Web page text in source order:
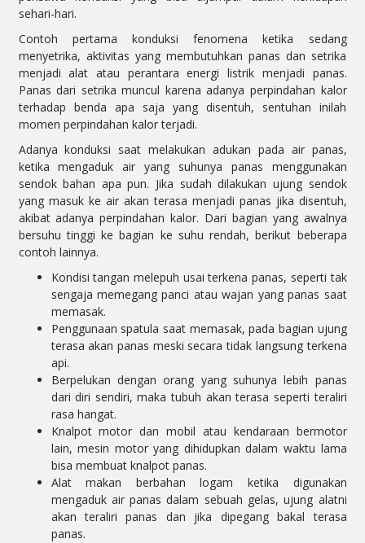
sehari-hari.
Contoh pertama konduksi fenomena ketika sedang
menyetrika, aktivitas yang membutuhkan panas dan setrika
menjadi alat atau perantara energi listrik menjadi panas.
Panas dari setrika muncul karena adanya perpindahan kalor
terhadap benda apa saja yang disentuh, sentuhan inilah
momen perpindahan kalor terjadi.
Adanya konduksi saat melakukan adukan pada air panas,
ketika mengaduk air yang suhunya panas menggunakan
sendok bahan apa pun. Jika sudah dilakukan ujung sendok
yang masuk ke air akan terasa menjadi panas jika disentuh,
akibat adanya perpindahan kalor. Dari bagian yang awalnya
bersuhu tinggi ke bagian ke suhu rendah, berikut beberapa
contoh lainnya.
Kondisi tangan melepuh usai terkena panas, seperti tak
sengaja memegang panci atau wajan yang panas saat
memasak.
Penggunaan spatula saat memasak, pada bagian ujung
terasa akan panas meski secara tidak langsung terkena
api.
Berpelukan dengan orang yang suhunya lebih panas
dari diri sendiri, maka tubuh akan terasa seperti teraliri
rasa hangat.
Knalpot motor dan mobil atau kendaraan bermotor
lain, mesin motor yang dihidupkan dalam waktu lama
bisa membuat knalpot panas.
Alat makan berbahan logam ketika digunakan
mengaduk air panas dalam sebuah gelas, ujung alatni
akan teraliri panas dan jika dipegang bakal terasa
panas.